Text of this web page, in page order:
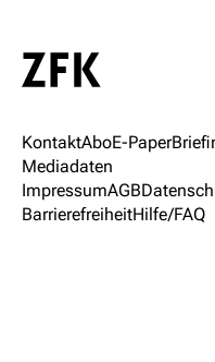
KontaktAboE-Paper
Mediadaten
ImpressumAGB
BarrierefreiheitHilfe/FAQ